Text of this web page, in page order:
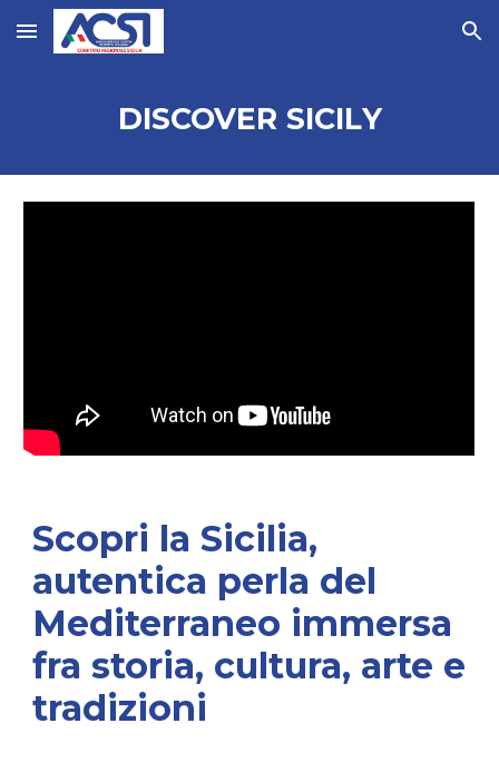
Skip to main content Skip to navigation
DISCOVER SICILY
Scopri la Sicilia,
autentica perla del
Mediterraneo immersa
fra storia, cultura, arte e
tradizioni